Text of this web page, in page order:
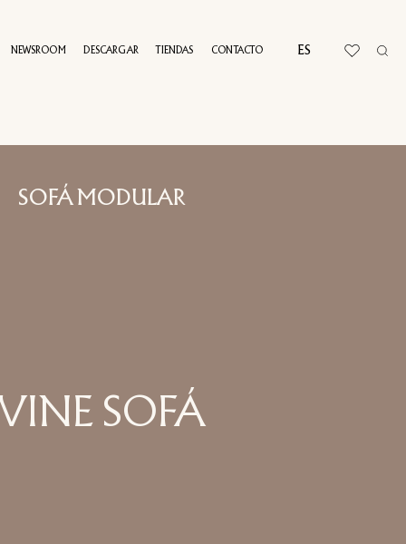
NEWSROOM DESCARGAR TIENDAS CONTACTO ES
SOFÁ MODULAR
SOFÁ